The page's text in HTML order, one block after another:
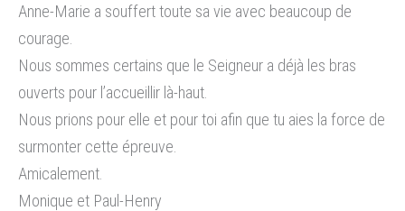
Anne-Marie a souffert toute sa vie avec beaucoup de
courage.
Nous sommes certains que le Seigneur a déjà les bras
ouverts pour l’accueillir là-haut.
Nous prions pour elle et pour toi afin que tu aies la force de
surmonter cette épreuve.
Amicalement.
Monique et Paul-Henry